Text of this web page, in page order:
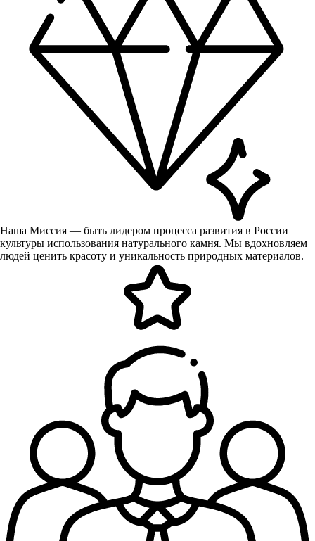
Наша Миссия — быть лидером процесса развития в России
культуры использования натурального камня. Мы вдохновляем
людей ценить красоту и уникальность природных материалов.